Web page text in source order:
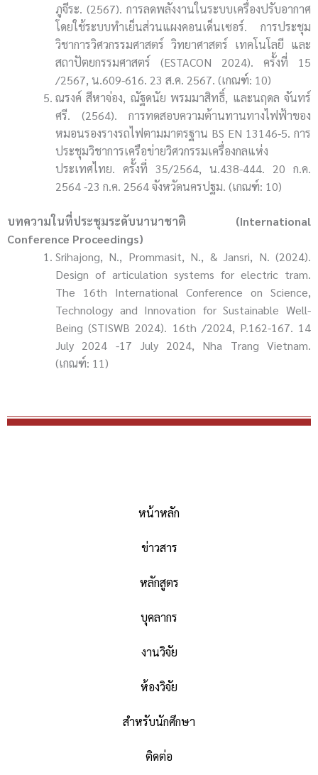
ภูจีระ. (2567). การลดพลังงานในระบบเครื่องปรับอากาศ
โดยใช้ระบบทำเย็นส่วนแผงคอนเด็นเซอร์. การประชุม
วิชาการวิศวกรรมศาสตร์ วิทยาศาสตร์ เทคโนโลยี และ
สถาปัตยกรรมศาสตร์ (ESTACON 2024). ครั้งที่ 15
/2567, น.609-616. 23 ส.ค. 2567. (เกณฑ์: 10)
ณรงค์ สีหาจ่อง, ณัฐดนัย พรมมาสิทธิ์, และนฤดล จันทร์
ศรี. (2564). การทดสอบความต้านทานทางไฟฟ้าของ
หมอนรองรางรถไฟตามมาตรฐาน BS EN 13146-5. การ
ประชุมวิชาการเครือข่ายวิศวกรรมเครื่องกลแห่ง
ประเทศไทย. ครั้งที่ 35/2564, น.438-444. 20 ก.ค.
2564 -23 ก.ค. 2564 จังหวัดนครปฐม. (เกณฑ์: 10)
บทความในที่ประชุมระดับนานาชาติ (International
Conference Proceedings)
Srihajong, N., Prommasit, N., & Jansri, N. (2024).
Design of articulation systems for electric tram.
The 16th International Conference on Science,
Technology and Innovation for Sustainable Well-
Being (STISWB 2024). 16th /2024, P.162-167. 14
July 2024 -17 July 2024, Nha Trang Vietnam.
(เกณฑ์: 11)
หน้าหลัก
ข่าวสาร
หลักสูตร
บุคลากร
งานวิจัย
ห้องวิจัย
สำหรับนักศึกษา
ติดต่อ